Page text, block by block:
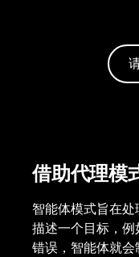
借助代理模
智能体模式旨在
描述一个目标，
错误，智能体就